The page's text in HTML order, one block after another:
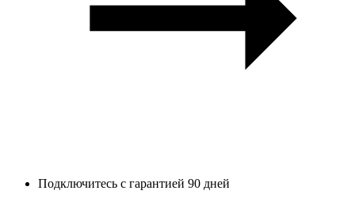
Подключитесь с гарантией 90 дней